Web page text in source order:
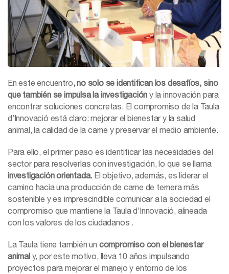
En este encuentro, no solo se identifican los desafíos, sino
que también se impulsa la investigación y la innovación para
encontrar soluciones concretas. El compromiso de la Taula
d’Innovació está claro: mejorar el bienestar y la salud
animal, la calidad de la carne y preservar el medio ambiente.
Para ello, el primer paso es identificar las necesidades del
sector para resolverlas con investigación, lo que se llama
investigación orientada. El objetivo, además, es liderar el
camino hacia una producción de carne de ternera más
sostenible y es imprescindible comunicar a la sociedad el
compromiso que mantiene la Taula d’Innovació, alineada
con los valores de los ciudadanos .
La Taula tiene también un compromiso con el bienestar
animaly, por este motivo, lleva 10 años impulsando
proyectos para mejorar el manejo y entorno de los